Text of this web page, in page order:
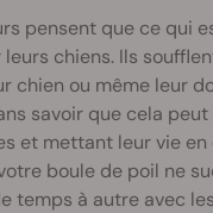
pensent que ce qui
leurs chiens. Ils
chien ou même leur
savoir que cela
et mettant leur vie en
boule de poil ne
temps à autre avec